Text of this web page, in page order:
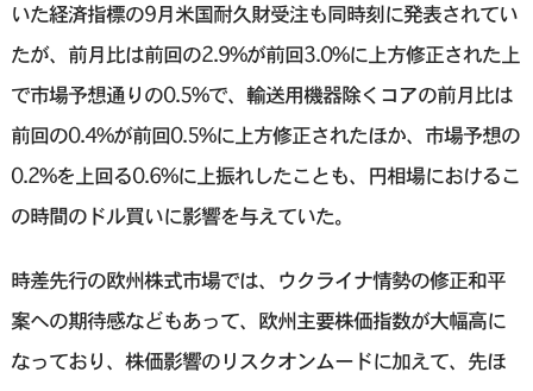
いた経済指標の9月米国耐久財受注も同時刻に発表されてい
たが、前月比は前回の2.9%が前回3.0%に上方修正された上
で市場予想通りの0.5%で、輸送用機器除くコアの前月比は
前回の0.4%が前回0.5%に上方修正されたほか、市場予想の
0.2%を上回る0.6%に上振れしたことも、円相場におけるこ
の時間のドル買いに影響を与えていた。
時差先行の欧州株式市場では、ウクライナ情勢の修正和平
案への期待感などもあって、欧州主要株価指数が大幅高に
なっており、株価影響のリスクオンムードに加えて、先ほ